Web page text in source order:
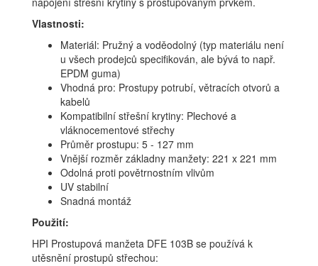
Vlastnosti:
Materiál: Pružný a voděodolný (typ materiálu není
u všech prodejců specifikován, ale bývá to např.
EPDM guma)
Vhodná pro: Prostupy potrubí, větracích otvorů a
kabelů
Kompatibilní střešní krytiny: Plechové a
vláknocementové střechy
Průměr prostupu: 5 - 127 mm
Vnější rozměr základny manžety: 221 x 221 mm
Odolná proti povětrnostním vlivům
UV stabilní
Snadná montáž
Použití:
HPI Prostupová manžeta DFE 103B se používá k
utěsnění prostupů střechou: